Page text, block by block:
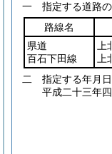
一 指定する道路の
路線名
県道
百石下田線
二 指定する年月日
平成二十三年